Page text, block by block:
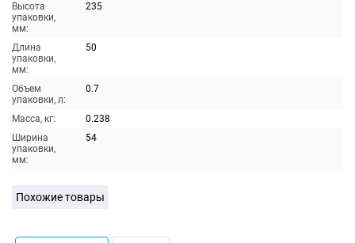
Высота
упаковки,
мм:
235
Длина
упаковки,
мм:
50
Объем
упаковки, л:
0.7
Масса, кг:
0.238
Ширина
упаковки,
мм:
54
Похожие товары